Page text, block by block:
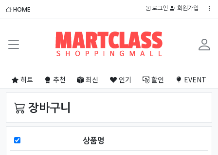
HOME 로그인 회원가입
히트 추천 최신 인기 할인 EVENT
장바구니
상품 전체
상품명